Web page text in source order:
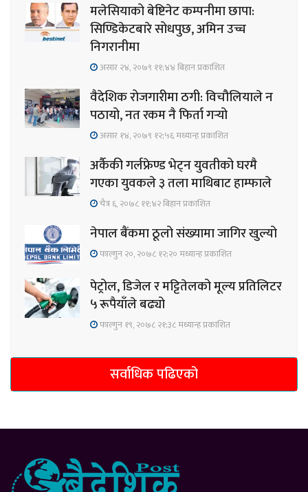
मलेसियाको बेष्टिनेट कम्पनीमा छापा:
सिण्डिकेटबारे सोधपुछ, अमिन उच्च
निगरानीमा
असार २४, २०७९ ११;४४ बिहान प्रकाशित
वैदेशिक रोजगारीमा ठगी: विचौलियाले न
पठायो, नत रकम नै फिर्ता गर्‍यो
असार १४, २०७९ १२;५६ मध्यान्ह प्रकाशित
अर्कैकी गर्लफ्रेण्ड भेट्न युवतीको घरमै
गएका युवकले ३ तला माथिबाट हाम्फाले
चैत्र ६, २०७८ ११;४२ बिहान प्रकाशित
नेपाल बैंकमा ठूलो संख्यामा जागिर खुल्यो
फाल्गुन २०, २०७८ १२;२० मध्यान्ह प्रकाशित
पेट्रोल, डिजेल र मट्टितेलको मूल्य प्रतिलिटर
५ रूपैयाँले बढ्यो
फाल्गुन १९, २०७८ २१;३८ मध्यान्ह प्रकाशित
सर्वाधिक पढिएको